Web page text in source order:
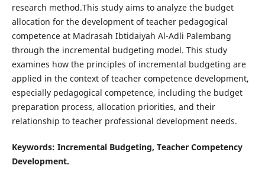
research method.This study aims to analyze the budget
allocation for the development of teacher pedagogical
competence at Madrasah Ibtidaiyah Al-Adli Palembang
through the incremental budgeting model. This study
examines how the principles of incremental budgeting are
applied in the context of teacher competence development,
especially pedagogical competence, including the budget
preparation process, allocation priorities, and their
relationship to teacher professional development needs.
Keywords: Incremental Budgeting, Teacher Competency
Development.